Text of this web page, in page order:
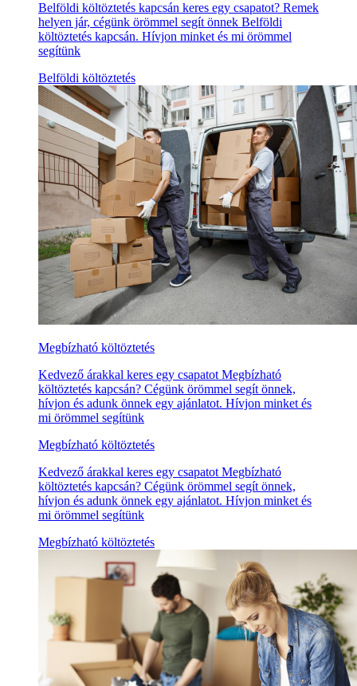
Belföldi költöztetés kapcsán keres egy csapatot? Remek
helyen jár, cégünk örömmel segít önnek Belföldi
költöztetés kapcsán. Hívjon minket és mi örömmel
segítünk
Belföldi költöztetés
Megbízható költöztetés
Kedvező árakkal keres egy csapatot Megbízható
költöztetés kapcsán? Cégünk örömmel segít önnek,
hívjon és adunk önnek egy ajánlatot. Hívjon minket és
mi örömmel segítünk
Megbízható költöztetés
Kedvező árakkal keres egy csapatot Megbízható
költöztetés kapcsán? Cégünk örömmel segít önnek,
hívjon és adunk önnek egy ajánlatot. Hívjon minket és
mi örömmel segítünk
Megbízható költöztetés